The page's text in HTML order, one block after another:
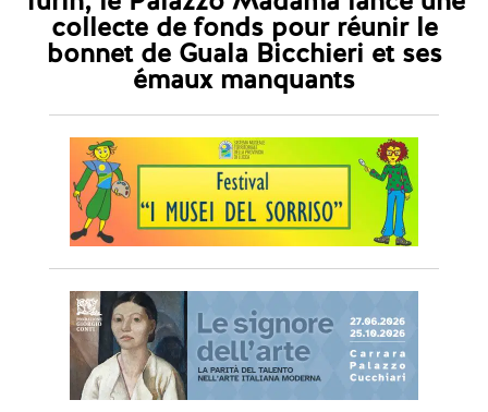
collecte de fonds pour réunir le
bonnet de Guala Bicchieri et ses
émaux manquants